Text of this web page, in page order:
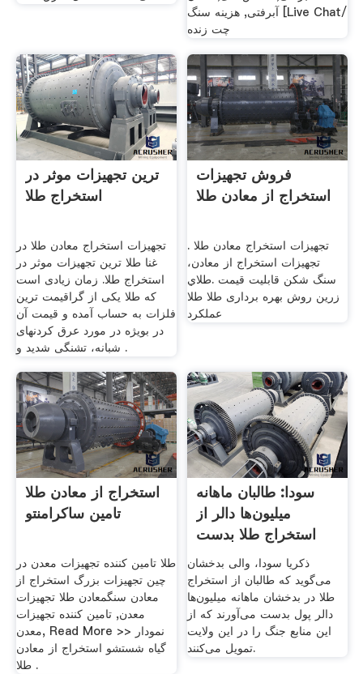
آبرفتی, هزینه سنگ [Live Chat/
چت زنده
ترین تجهیزات موثر در
استخراج طلا
تجهیزات استخراج معادن طلا در
غنا طلا ترین تجهیزات موثر در
استخراج طلا. زمان زیادی است
که طلا یکی از گراقیمت ترین
فلزات به حساب آمده و قیمت آن
در بویژه در مورد عرق کردنهای
شبانه، تشنگی شدید و .
فروش تجهیزات
استخراج از معادن طلا
تجهیزات استخراج معادن طلا .
تجهیزات استخراج از معادن،
سنگ شکن قابلیت قیمت .طلاي
زرين روش بهره برداری طلا طلا
عملکرد
استخراج از معادن طلا
تامین ساکرامنتو
طلا تامین کننده تجهیزات معدن در
چین تجهیزات بزرگ استخراج از
معادن سنگمعادن طلا تجهیزات
معدن, تامین کننده تجهیزات
معدن, Read More >> نمودار
گیاه شستشو استخراج از معادن
طلا .
سودا: طالبان ماهانه
میلیون‌ها دالر از
استخراج طلا بدست
می
ذکریا سودا، والی بدخشان
می‌گوید که طالبان از استخراج
طلا در بدخشان ماهانه میلیون‌ها
دالر پول بدست می‌آورند که از
این منابع جنگ را در این ولایت
تمویل می‌کنند.